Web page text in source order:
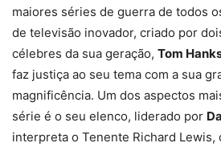
maiores séries de guerra de todos
de televisão inovador, criado por
célebres da sua geração, Tom
faz justiça ao seu tema com a sua
magnificência. Um dos aspectos
série é o seu elenco, liderado por
interpreta o Tenente Richard Lewis,